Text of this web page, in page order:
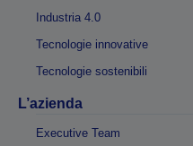
Industria 4.0
Tecnologie innovative
Tecnologie sostenibili
L’azienda
Executive Team